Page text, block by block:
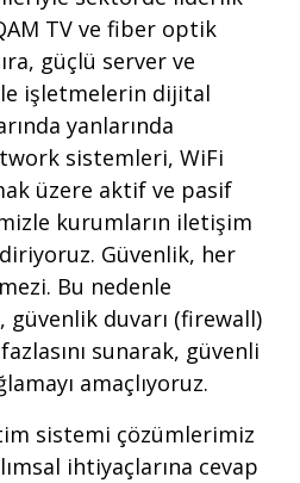
TV ve fiber optik
güçlü server ve
işletmelerin dijital
yanlarında
sistemleri, WiFi
üzere aktif ve pasif
kurumların iletişim
Güvenlik, her
Bu nedenle
duvarı (firewall)
sunarak, güvenli
amaçlıyoruz.
sistemi çözümlerimiz
ihtiyaçlarına cevap